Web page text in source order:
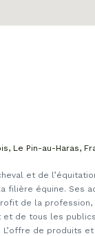
Le Pin-au-Haras,
et de
filière équine. Ses
de la
et de tous les
L’offre de produits